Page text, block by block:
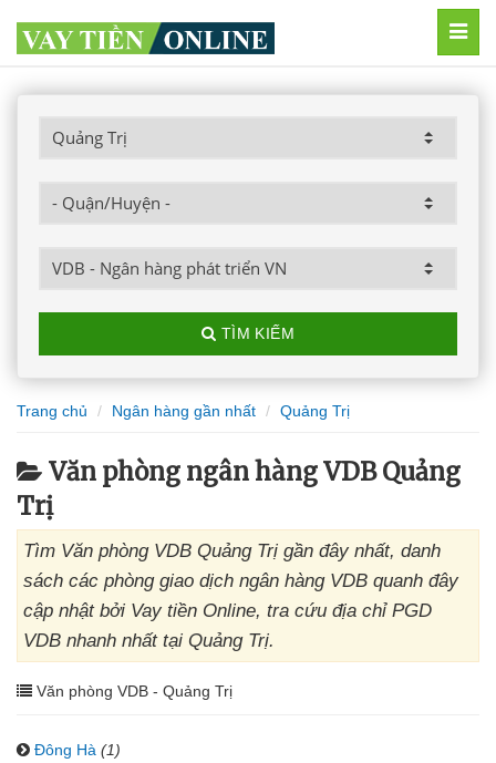
TÌM KIẾM
Trang chủ Ngân hàng gần nhất Quảng Trị
Văn phòng ngân hàng VDB Quảng
Trị
Tìm Văn phòng VDB Quảng Trị gần đây nhất, danh
sách các phòng giao dịch ngân hàng VDB quanh đây
cập nhật bởi Vay tiền Online, tra cứu địa chỉ PGD
VDB nhanh nhất tại Quảng Trị.
Văn phòng VDB - Quảng Trị
Đông Hà (1)